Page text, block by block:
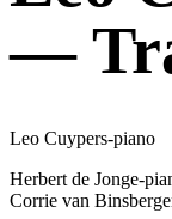
—
Leo Cuypers-piano
Herbert de Jonge-
Corrie van